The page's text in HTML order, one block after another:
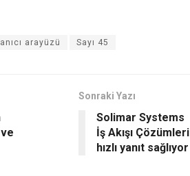
arayüzü Sayı 45
Sonraki Yazı
Solimar Systems
İş Akışı Çözümleri
hızlı yanıt sağlıyor